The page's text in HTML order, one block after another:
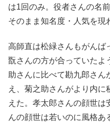
は1回のみ。役者さんの名
そのまま知名度・人気を現
高師直は松緑さんもがんば
翫さんの方が合っていたよ
助さんに比べて勘九郎さん
え、菊之助さんがより内
えた。孝太郎さんの顔世は
んの顔世は若いのに風格あ